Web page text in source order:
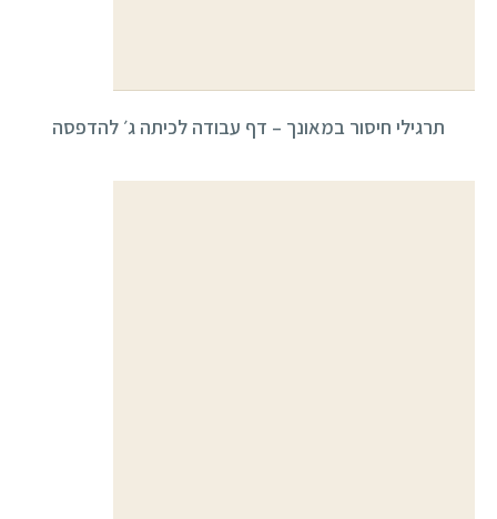
תרגילי חיסור במאונך – דף עבודה לכיתה ג׳ להדפסה